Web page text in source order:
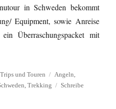
in Schweden bekommt
Equipment, sowie Anreise
Überraschungspacket mit
2014“
Kategorien
Trips und Touren Schlagwörter
Angeln,
,Trekking
Schreibe